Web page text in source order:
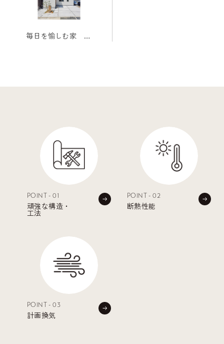
毎日を愉しむ家 Y
POINT - 01
頑強な構造・
工法
POINT - 02
断熱性能
POINT - 03
計画換気